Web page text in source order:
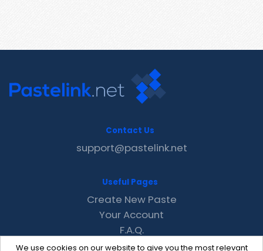
We use cookies on our website to give you the most relevant
Contact Us
support@pastelink.net
Useful Pages
Create New Paste
Your Account
F.A.Q.
Recent